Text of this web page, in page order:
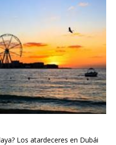
Los atardeceres en Dubái